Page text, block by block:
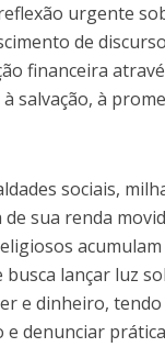
urgente
de
financeira
salvação, à
sociais,
sua renda
lançar luz
e dinheiro,
denunciar